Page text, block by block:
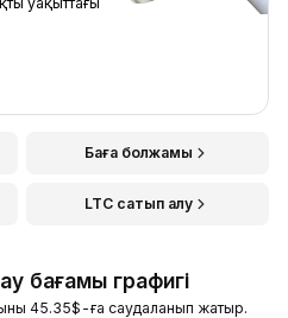
Баға болжамы
LTC сатып алу
бағамы графигі
45.35$-ға саудаланып жатыр.